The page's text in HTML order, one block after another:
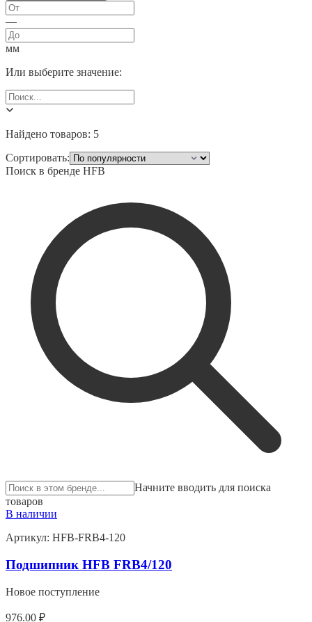
—
мм
Или выберите значение:
Найдено товаров: 5
Сортировать:
Поиск в бренде HFB
Начните вводить для поиска
товаров
В наличии
Артикул: HFB-FRB4-120
Подшипник HFB FRB4/120
Новое поступление
976.00 ₽